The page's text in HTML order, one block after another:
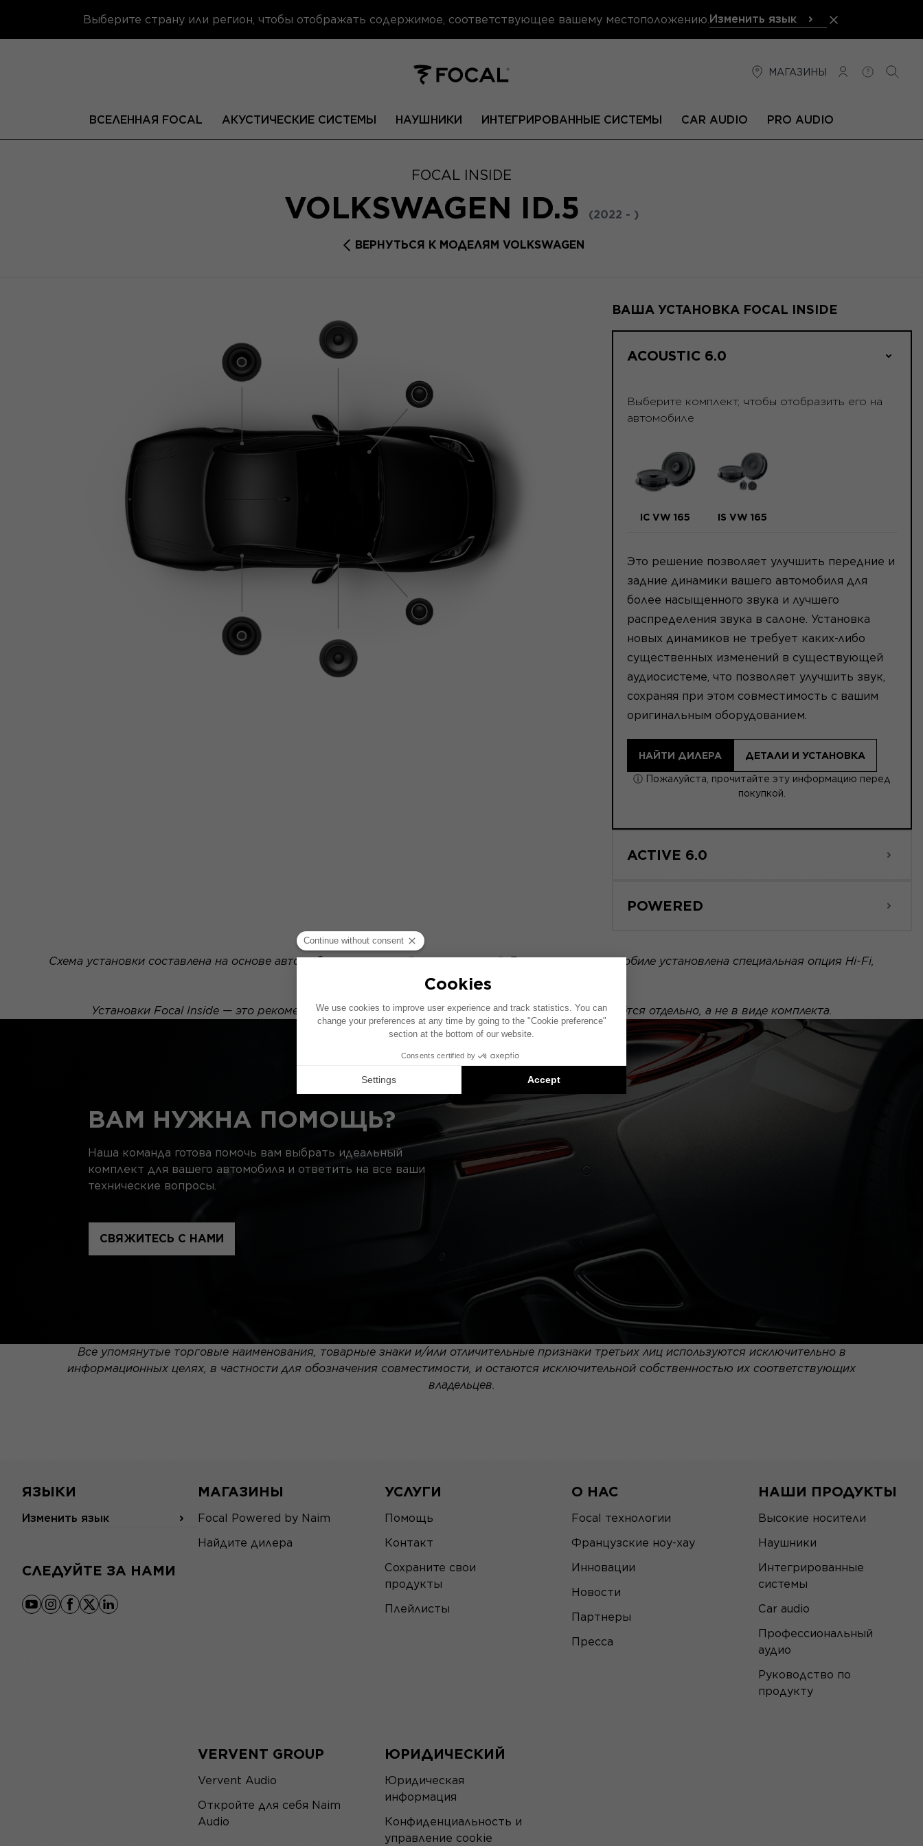
Выберите страну или регион, чтобы отображать содержимое, соответствующее вашему местоположению. Изменить язык
МАГАЗИНЫ
СОЕДИНЕНИЕ
ПОМОЩЬ
ВСЕЛЕННАЯ FOCAL АКУСТИЧЕСКИЕ СИСТЕМЫ НАУШНИКИ ИНТЕГРИРОВАННЫЕ СИСТЕМЫ CAR AUDIO PRO AUDIO
FOCAL INSIDE
VOLKSWAGEN ID.5 (2022 - )
ВЕРНУТЬСЯ К МОДЕЛЯМ VOLKSWAGEN
ВАША УСТАНОВКА FOCAL INSIDE
ACOUSTIC 6.0
Выберите комплект, чтобы отобразить его на
автомобиле
IC VW 165 IS VW 165
Это решение позволяет улучшить передние и
задние динамики вашего автомобиля для
более насыщенного звука и лучшего
распределения звука в салоне. Установка
новых динамиков не требует каких-либо
существенных изменений в существующей
аудиосистеме, что позволяет улучшить звук,
сохраняя при этом совместимость с вашим
оригинальным оборудованием.
НАЙТИ ДИЛЕРА ДЕТАЛИ И УСТАНОВКА
ⓘ Пожалуйста, прочитайте эту информацию перед
покупкой.
ACTIVE 6.0
POWERED
Схема установки составлена на основе автомобиля с заводской аудиосистемой. Если в вашем автомобиле установлена специальная опция Hi-Fi,
расположение элементов на схеме может отличаться.
Установки Focal Inside — это рекомендации совместимых продуктов: каждый элемент продаётся отдельно, а не в виде комплекта.
ВАМ НУЖНА ПОМОЩЬ?
Наша команда готова помочь вам выбрать идеальный
комплект для вашего автомобиля и ответить на все ваши
технические вопросы.
СВЯЖИТЕСЬ С НАМИ
Все упомянутые торговые наименования, товарные знаки и/или отличительные признаки третьих лиц используются исключительно в
информационных целях, в частности для обозначения совместимости, и остаются исключительной собственностью их соответствующих
владельцев.
ЯЗЫКИ
Изменить язык
СЛЕДУЙТЕ ЗА НАМИ
youtube
instagram
facebook
x linkedin
МАГАЗИНЫ
Focal Powered by Naim
Найдите дилера
УСЛУГИ
Помощь
Контакт
Сохраните свои
продукты
Плейлисты
О НАС
Focal технологии
Французские ноу-хау
Инновации
Новости
Партнеры
Пресса
НАШИ ПРОДУКТЫ
Высокие носители
Наушники
Интегрированные
системы
Car audio
Профессиональный
аудио
Руководство по
продукту
VERVENT GROUP
Vervent Audio
Откройте для себя Naim
Audio
ЮРИДИЧЕСКИЙ
Юридическая
информация
Конфиденциальность и
управление cookie